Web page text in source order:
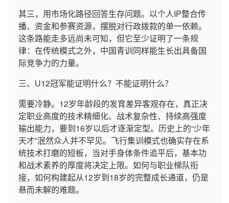
其三，用市场化路径回答生存问题。以个人IP整合传
播、资金和参赛资源，摆脱对行政拨款的单一依赖。
这条路能走多远尚未可知，但它至少证明了一条规
律：在传统模式之外，中国青训同样能生长出具备国
际竞争力的力量。
三、U12冠军能证明什么？不能证明什么？
需要冷静。12岁年龄段的发育差异客观存在，真正决
定职业高度的技术精细化、战术复杂性、持续高强度
输出能力，要到16岁以后才逐渐定型。历史上的“少年
天才”泯然众人并不罕见。飞行集训模式也确实存在系
统技术打磨的短板，当对手身体条件追平后，基本功
和战术素养的厚度将决定上限。如何与职业梯队衔
接，如何构建起从12岁到18岁的完整成长通道，仍是
悬而未解的难题。